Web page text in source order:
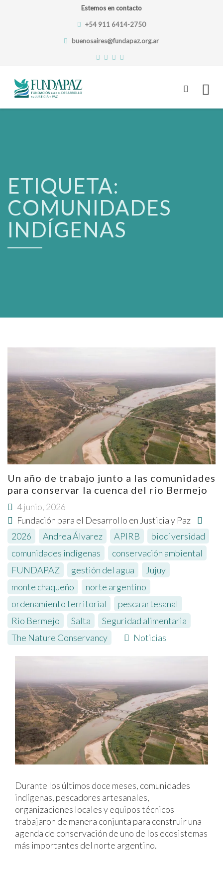
Estemos en contacto
+54 911 6414-2750
buenosaires@fundapaz.org.ar
Skip
ETIQUETA:
COMUNIDADES
INDÍGENAS
Un año de trabajo junto a las comunidades
para conservar la cuenca del río Bermejo
4 junio, 2026
Fundación para el Desarrollo en Justicia y Paz
2026
Andrea Álvarez APIRB biodiversidad
comunidades indígenas
conservación ambiental
FUNDAPAZ
gestión del agua Jujuy
monte chaqueño
norte argentino
ordenamiento territorial
pesca artesanal
Rio Bermejo
Salta Seguridad alimentaria
The Nature Conservancy
Noticias
Durante los últimos doce meses, comunidades
indígenas, pescadores artesanales,
organizaciones locales y equipos técnicos
trabajaron de manera conjunta para construir una
agenda de conservación de uno de los ecosistemas
más importantes del norte argentino.